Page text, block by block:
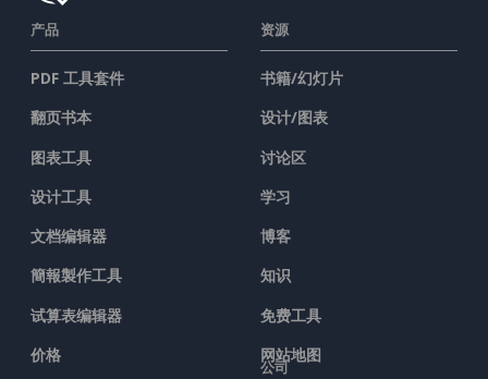
产品
PDF 工具套件
翻页书本
图表工具
设计工具
文档编辑器
簡報製作工具
试算表编辑器
价格
资源
书籍/幻灯片
设计/图表
讨论区
学习
博客
知识
免费工具
网站地图
公司